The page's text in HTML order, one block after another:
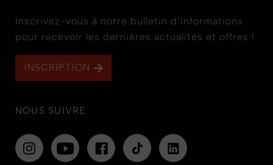
Inscrivez-vous à notre bulletin d’informations
pour recevoir les dernières actualités et offres !
INSCRIPTION
NOUS SUIVRE